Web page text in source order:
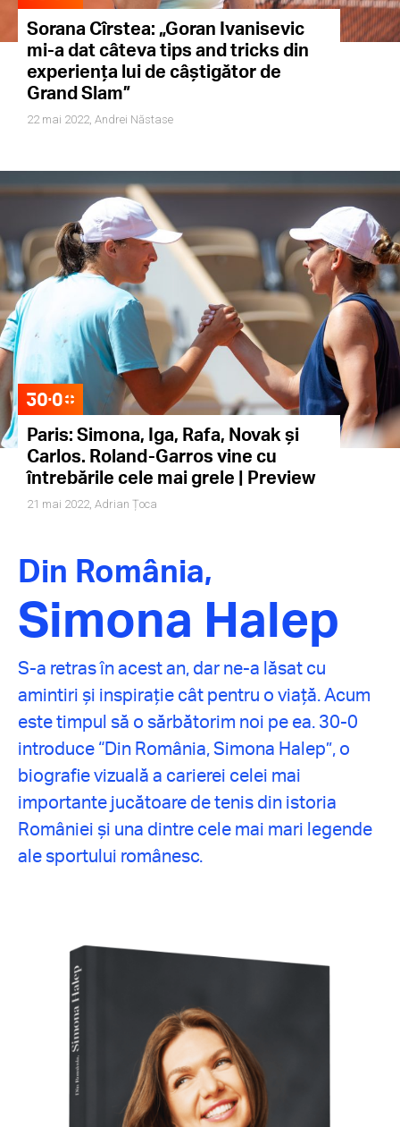
Sorana Cîrstea: „Goran Ivanisevic
mi-a dat câteva tips and tricks din
experiența lui de câștigător de
Grand Slam”
22 mai 2022, Andrei Năstase
Paris: Simona, Iga, Rafa, Novak și
Carlos. Roland-Garros vine cu
întrebările cele mai grele | Preview
21 mai 2022, Adrian Țoca
Din România,
Simona Halep
S-a retras în acest an, dar ne-a lăsat cu
amintiri și inspirație cât pentru o viață. Acum
este timpul să o sărbătorim noi pe ea. 30-0
introduce “Din România, Simona Halep”, o
biografie vizuală a carierei celei mai
importante jucătoare de tenis din istoria
României și una dintre cele mai mari legende
ale sportului românesc.